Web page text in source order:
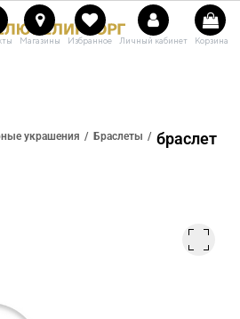
Магазины Избранное Личный кабинет Корзина
украшения Браслеты браслет